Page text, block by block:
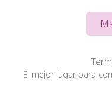
El mejor lugar para